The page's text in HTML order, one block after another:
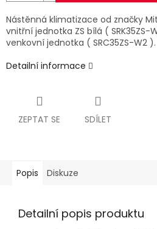
Nástěnná klimatizace od značky
vnitřní jednotka ZS bílá ( SRK35ZS-
venkovní jednotka ( SRC35ZS-W2 ).
Detailní informace
ZEPTAT SE SDÍLET
Popis Diskuze
Detailní popis produktu